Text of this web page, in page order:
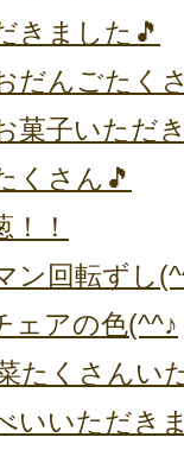
きました🎵
だんごたく
子いただ
くさん🎵
！
ン回転ずし
アの色(^^♪
たくさんい
いいただき